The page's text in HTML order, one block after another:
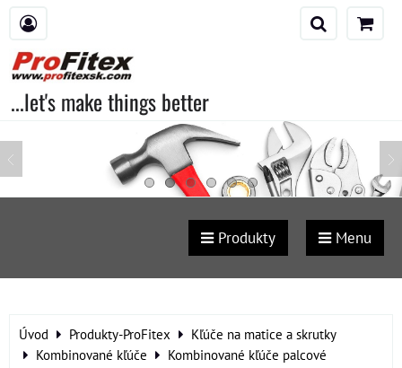
...let's make things better
Produkty Menu
Úvod Produkty-ProFitex
Kľúče na matice a skrutky
Kombinované kľúče
Kombinované kľúče palcové